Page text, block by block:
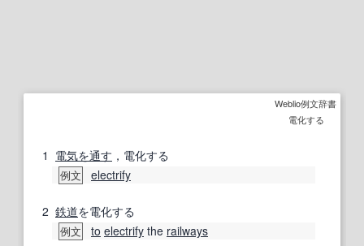
Weblio例文辞書
電化する
1 電気を通す ，電化する
例文 electrify
2 鉄道を電化する
例文 to electrify the railways